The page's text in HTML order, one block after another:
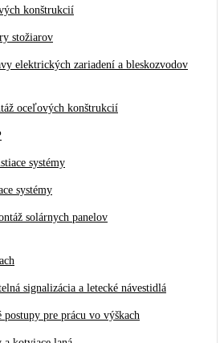
konštrukcií
stožiarov
elektrických zariadení a bleskozvodov
oceľových konštrukcií
systémy
systémy
solárnych panelov
signalizácia a letecké návestidlá
postupy pre prácu vo výškach